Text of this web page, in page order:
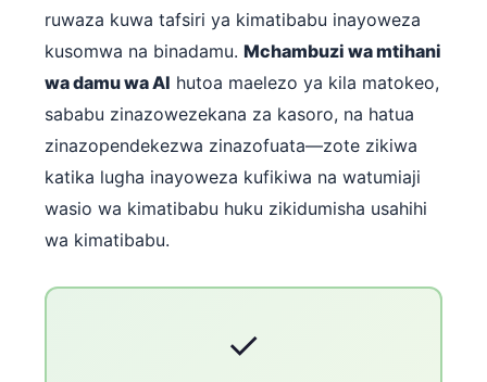
ruwaza kuwa tafsiri ya kimatibabu inayoweza
kusomwa na binadamu. Mchambuzi wa mtihani
wa damu wa AI hutoa maelezo ya kila matokeo,
sababu zinazowezekana za kasoro, na hatua
zinazopendekezwa zinazofuata—zote zikiwa
katika lugha inayoweza kufikiwa na watumiaji
wasio wa kimatibabu huku zikidumisha usahihi
wa kimatibabu.
✓
Кыргызча
Татар теле
Frysk
Ślōnskŏ gŏdka
Norsk bokmål